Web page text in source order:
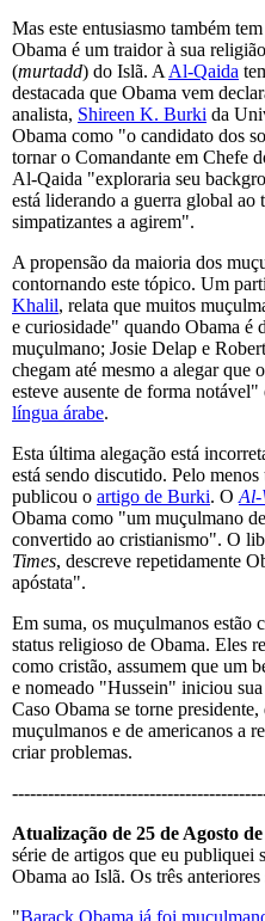
Mas este entusiasmo também
Obama é um traidor à sua
(murtadd) do Islã. A Al-Qaida
destacada que Obama vem
analista, Shireen K. Burki da
Obama como "o candidato dos
tornar o Comandante em Chefe
Al-Qaida "exploraria seu
está liderando a guerra global
simpatizantes a agirem".
A propensão da maioria dos
contornando este tópico. Um
Khalil, relata que muitos
e curiosidade" quando Obama é
muçulmano; Josie Delap e
chegam até mesmo a alegar que
esteve ausente de forma notável"
língua árabe.
Esta última alegação está
está sendo discutido. Pelo
publicou o artigo de Burki. O Al-
Obama como "um muçulmano
convertido ao cristianismo". O
Times, descreve repetidamente
apóstata".
Em suma, os muçulmanos estão
status religioso de Obama. Eles
como cristão, assumem que um
e nomeado "Hussein" iniciou
Caso Obama se torne
muçulmanos e de americanos a
criar problemas.
Atualização de 25 de Agosto
série de artigos que eu publiquei
Obama ao Islã. Os três anteriores
"Barack Obama já foi